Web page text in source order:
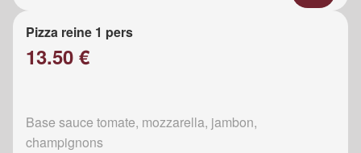
Pizza reine 1 pers
13.50 €
Base sauce tomate, mozzarella, jambon,
champignons